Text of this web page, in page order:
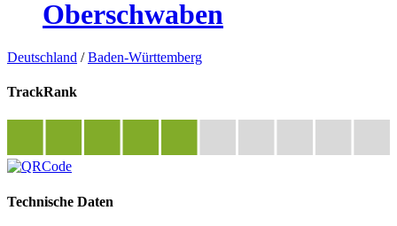
Oberschwaben
Deutschland /Baden-Württemberg
TrackRank
Technische Daten